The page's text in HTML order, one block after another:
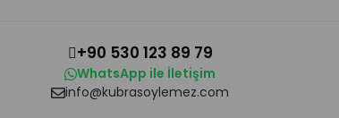
+90 530 123 89 79
WhatsApp ile İletişim
info@kubrasoylemez.com